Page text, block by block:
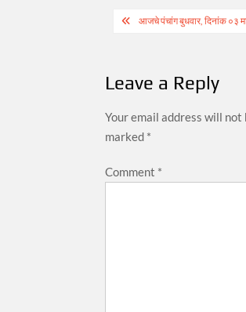
Postआजचे पंचांग बुधवार, दिनांक ०३
Leave a Reply
Your email address will not
marked *
Comment *